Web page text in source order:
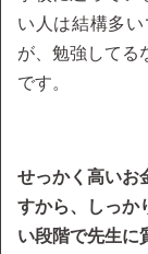
い人は結構多
が、勉強してる
です。
せっかく高いお
すから、しっか
い段階で先生に